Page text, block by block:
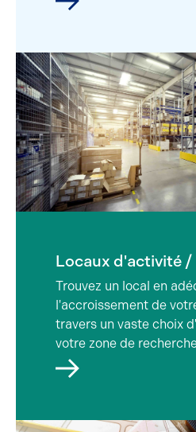
Locaux d'activité
Trouvez un local en
l'accroissement de
travers un vaste choix
votre zone de
Location